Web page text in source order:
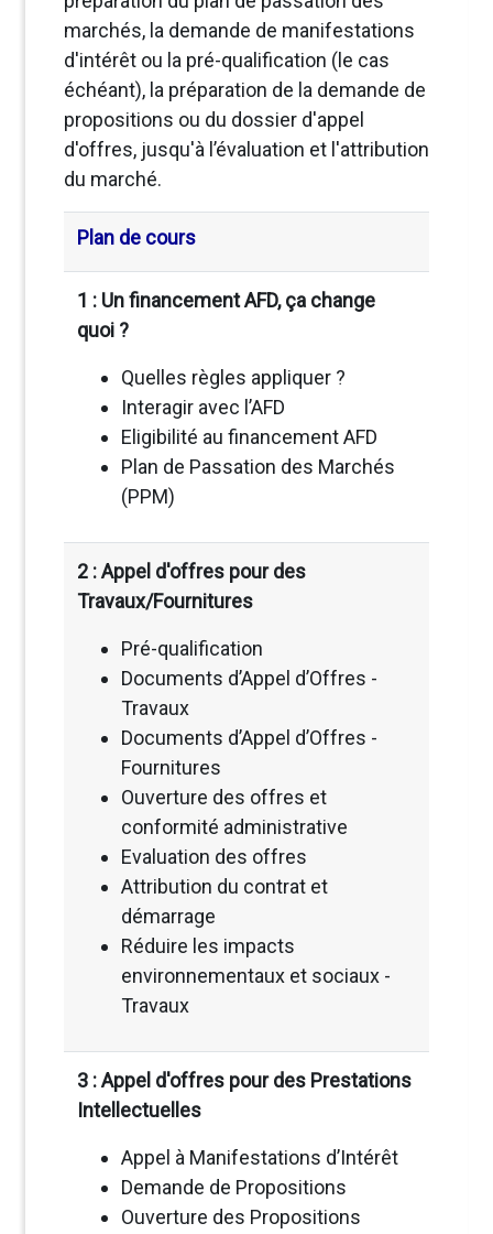
marchés, la demande de manifestations
d'intérêt ou la pré-qualification (le cas
échéant), la préparation de la demande de
propositions ou du dossier d'appel
d'offres, jusqu'à l’évaluation et l'attribution
du marché.
Plan de cours
1 : Un financement AFD, ça change
quoi ?
Quelles règles appliquer ?
Interagir avec l’AFD
Eligibilité au financement AFD
Plan de Passation des Marchés
(PPM)
2 : Appel d'offres pour des
Travaux/Fournitures
Pré-qualification
Documents d’Appel d’Offres -
Travaux
Documents d’Appel d’Offres -
Fournitures
Ouverture des offres et
conformité administrative
Evaluation des offres
Attribution du contrat et
démarrage
Réduire les impacts
environnementaux et sociaux -
Travaux
3 : Appel d'offres pour des Prestations
Intellectuelles
Appel à Manifestations d’Intérêt
Demande de Propositions
Ouverture des Propositions